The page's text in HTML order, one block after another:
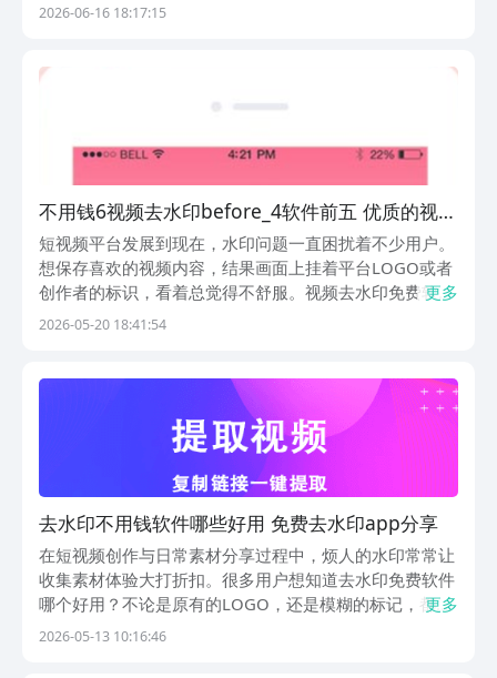
一些可以处理水印的平台。这些软件都是从排名第一的豌
2026-06-16 18:17:15
不用钱6视频去水印before_4软件前五 优质的视频
去水印免费软件分享
短视频平台发展到现在，水印问题一直困扰着不少用户。
想保存喜欢的视频内容，结果画面上挂着平台LOGO或者
创作者的标识，看着总觉得不舒服。视频去水印免费软
件，就是专门解决这个问题的工具，不用花钱，就能把视
精...
更多
2026-05-20 18:41:54
去水印不用钱软件哪些好用 免费去水印app分享
在短视频创作与日常素材分享过程中，烦人的水印常常让
收集素材体验大打折扣。很多用户想知道去水印免费软件
哪个好用？不论是原有的LOGO，还是模糊的标记，都可
以用小编以下分享的工具来处理，从批量处理提取到图片
更多
2026-05-13 10:16:46